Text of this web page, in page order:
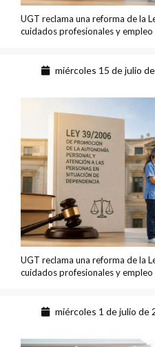
UGT reclama una reforma de la
cuidados profesionales y empleo
miércoles 15 de julio
UGT reclama una reforma de la
cuidados profesionales y empleo
miércoles 1 de julio de